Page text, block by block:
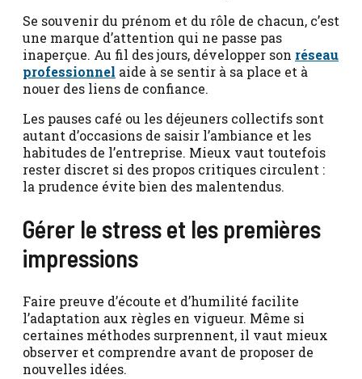
Se souvenir du prénom et du rôle de chacun, c’est
une marque d’attention qui ne passe pas
inaperçue. Au fil des jours, développer son réseau
professionnel aide à se sentir à sa place et à
nouer des liens de confiance.
Les pauses café ou les déjeuners collectifs sont
autant d’occasions de saisir l’ambiance et les
habitudes de l’entreprise. Mieux vaut toutefois
rester discret si des propos critiques circulent :
la prudence évite bien des malentendus.
Gérer le stress et les premières
impressions
Faire preuve d’écoute et d’humilité facilite
l’adaptation aux règles en vigueur. Même si
certaines méthodes surprennent, il vaut mieux
observer et comprendre avant de proposer de
nouvelles idées.